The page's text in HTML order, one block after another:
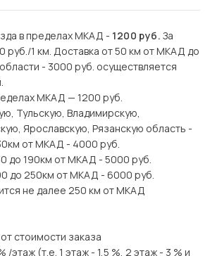
в пределах МКАД - 1200 руб. За
руб./1 км. Доставка от 50 км от МКАД до
- 3000 руб. осуществляется
МКАД — 1200 руб.
Тульскую, Владимирскую,
Ярославскую, Рязанскую область -
от МКАД - 4000 руб.
до 190км от МКАД - 5000 руб.
до 250км от МКАД - 6000 руб.
не далее 250 км от МКАД
стоимости заказа
/этаж (т.е. 1 этаж - 1,5 %, 2 этаж - 3 % и